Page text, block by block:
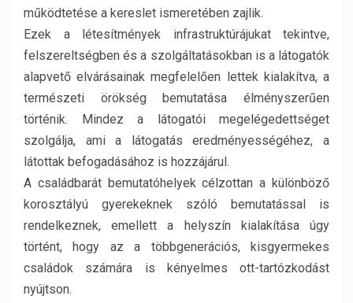
működtetése a kereslet ismeretében zajlik.
Ezek a létesítmények infrastruktúrájukat tekintve,
felszereltségben és a szolgáltatásokban is a látogatók
alapvető elvárásainak megfelelően lettek kialakítva, a
természeti örökség bemutatása élményszerűen
történik. Mindez a látogatói megelégedettséget
szolgálja, ami a látogatás eredményességéhez, a
látottak befogadásához is hozzájárul.
A családbarát bemutatóhelyek célzottan a különböző
korosztályú gyerekeknek szóló bemutatással is
rendelkeznek, emellett a helyszín kialakítása úgy
történt, hogy az a többgenerációs, kisgyermekes
családok számára is kényelmes ott-tartózkodást
nyújtson.